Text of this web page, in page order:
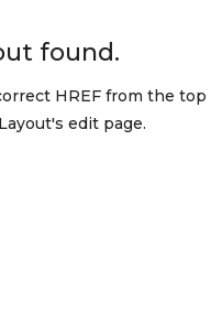
found.
HREF from the top
edit page.